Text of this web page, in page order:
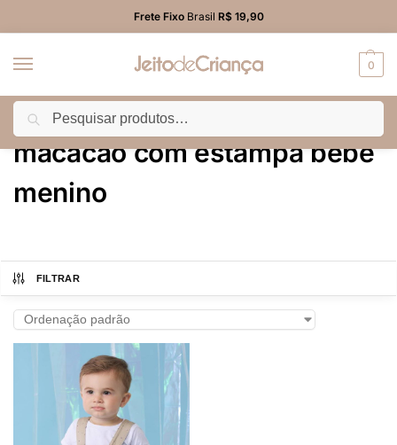
Frete FixoBrasil R$ 19,90
0
Início Produtos marcados com a tag “macacão com estampa bebê menino”
macacão com estampa bebê
menino
FILTRAR